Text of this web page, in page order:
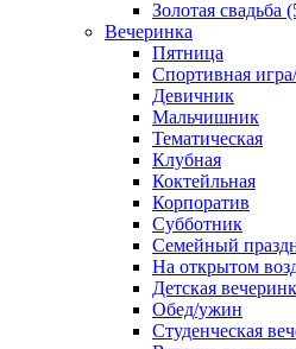
Золотая свадьба
Вечеринка
Пятница
Спортивная
Девичник
Мальчишник
Тематическая
Клубная
Коктейльная
Корпоратив
Субботник
Семейный
На открытом
Детская
Обед/ужин
Студенческая